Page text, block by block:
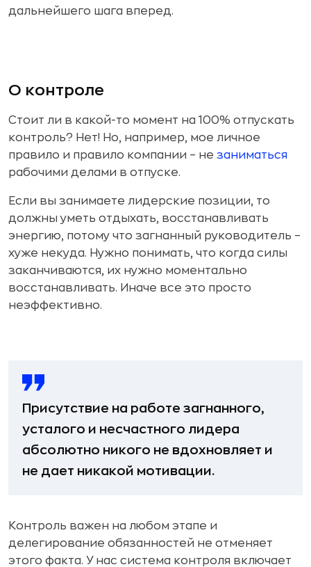
дальнейшего шага вперед.
О контроле
Стоит ли в какой-то момент на 100% отпускать
контроль? Нет! Но, например, мое личное
правило и правило компании – не заниматься
рабочими делами в отпуске.
Если вы занимаете лидерские позиции, то
должны уметь отдыхать, восстанавливать
энергию, потому что загнанный руководитель –
хуже некуда. Нужно понимать, что когда силы
заканчиваются, их нужно моментально
восстанавливать. Иначе все это просто
неэффективно.
Присутствие на работе загнанного,
усталого и несчастного лидера
абсолютно никого не вдохновляет и
не дает никакой мотивации.
Контроль важен на любом этапе и
делегирование обязанностей не отменяет
этого факта. У нас система контроля включает